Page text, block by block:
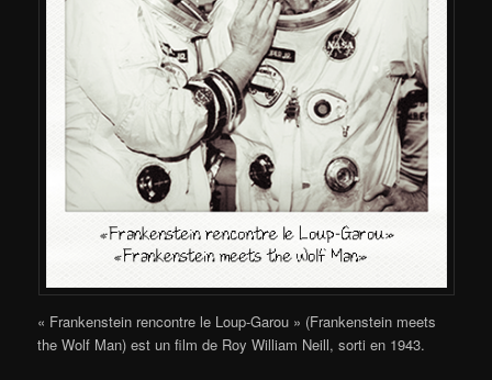
« Frankenstein rencontre le Loup-Garou » (Frankenstein meets
the Wolf Man) est un film de Roy William Neill, sorti en 1943.